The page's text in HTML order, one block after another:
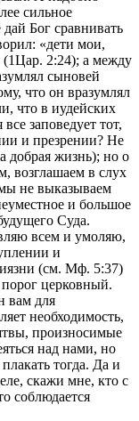
сильное
Бог сравнивать
«дети мои,
2:24); а между
сыновей
что он вразумлял
что в иудейских
заповедует тот,
и презрении? Не
добрая жизнь); но о
возглашаем в слух
не выказываем
и большое
Суда.
всем и умоляю,
и
(см. Мф. 5:37)
порог церковный.
вам для
необходимость,
произносимые
над нами, но
тогда. Да и
скажи мне, кто с
соблюдается